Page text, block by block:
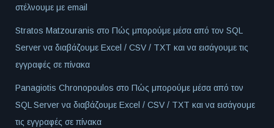
στέλνουμε με email
Stratos Matzouranis στο Πώς μπορούμε μέσα από τον SQL
Server να διαβάζουμε Excel / CSV / TXT και να εισάγουμε τις
εγγραφές σε πίνακα
Panagiotis Chronopoulos στο Πώς μπορούμε μέσα από τον
SQL Server να διαβάζουμε Excel / CSV / TXT και να εισάγουμε
τις εγγραφές σε πίνακα